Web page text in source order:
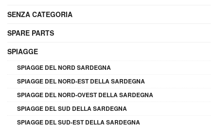
SENZA CATEGORIA
SPARE PARTS
SPIAGGE
SPIAGGE DEL NORD SARDEGNA
SPIAGGE DEL NORD-EST DELLA SARDEGNA
SPIAGGE DEL NORD-OVEST DELLA SARDEGNA
SPIAGGE DEL SUD DELLA SARDEGNA
SPIAGGE DEL SUD-EST DELLA SARDEGNA